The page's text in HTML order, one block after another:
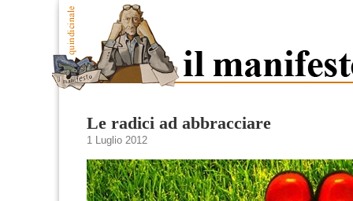
Le radici ad abbracciare
1 Luglio 2012